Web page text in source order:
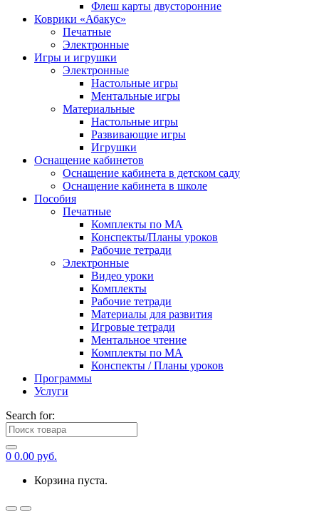
Флеш карты двусторонние
Коврики «Абакус»
Печатные
Электронные
Игры и игрушки
Электронные
Настольные игры
Ментальные игры
Материальные
Настольные игры
Развивающие игры
Игрушки
Оснащение кабинетов
Оснащение кабинета в детском саду
Оснащение кабинета в школе
Пособия
Печатные
Комплекты по МА
Конспекты/Планы уроков
Рабочие тетради
Электронные
Видео уроки
Комплекты
Рабочие тетради
Материалы для развития
Игровые тетради
Ментальное чтение
Комплекты по МА
Конспекты / Планы уроков
Программы
Услуги
Search for:
0 0.00 руб.
Корзина пуста.